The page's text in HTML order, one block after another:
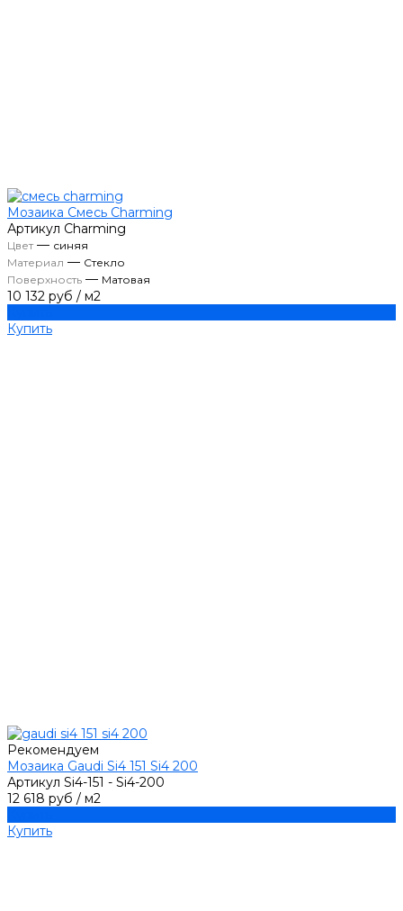
Мозаика Смесь Charming
Артикул Charming
Цвет— синяя
Материал — Стекло
Поверхность — Матовая
10 132 руб / м2
Купить
Рекомендуем
Мозаика Gaudi Si4 151 Si4 200
Артикул Si4-151 - Si4-200
12 618 руб / м2
Купить